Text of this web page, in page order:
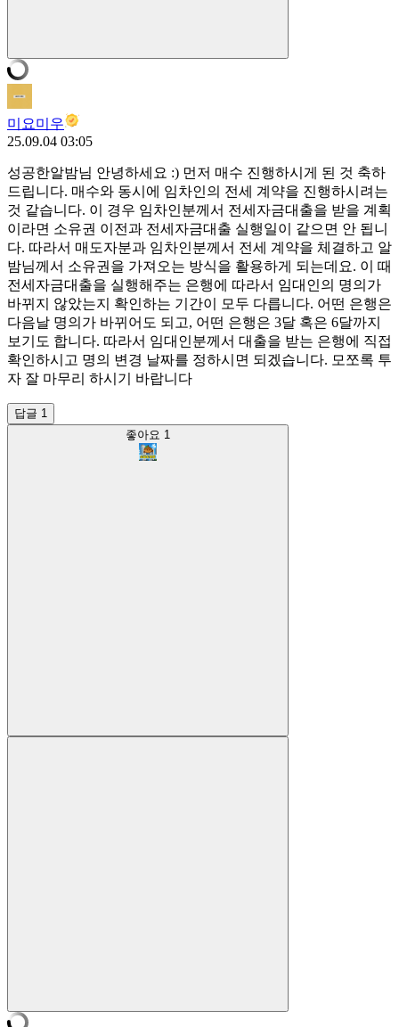
미요미우
25.09.04 03:05
성공한알밤님 안녕하세요 :) 먼저 매수 진행하시게 된 것 축하
드립니다. 매수와 동시에 임차인의 전세 계약을 진행하시려는
것 같습니다. 이 경우 임차인분께서 전세자금대출을 받을 계획
이라면 소유권 이전과 전세자금대출 실행일이 같으면 안 됩니
다. 따라서 매도자분과 임차인분께서 전세 계약을 체결하고 알
밤님께서 소유권을 가져오는 방식을 활용하게 되는데요. 이 때
전세자금대출을 실행해주는 은행에 따라서 임대인의 명의가
바뀌지 않았는지 확인하는 기간이 모두 다릅니다. 어떤 은행은
다음날 명의가 바뀌어도 되고, 어떤 은행은 3달 혹은 6달까지
보기도 합니다. 따라서 임대인분께서 대출을 받는 은행에 직접
확인하시고 명의 변경 날짜를 정하시면 되겠습니다. 모쪼록 투
자 잘 마무리 하시기 바랍니다
답글 1
좋아요 1